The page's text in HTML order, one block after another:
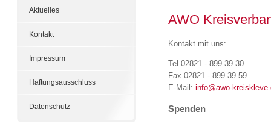
AWO
Kontakt mit uns:
Tel 02821 - 899 39 30
Fax 02821 - 899 39 59
E-Mail: info@awo-
Spenden
Aktuelles
Kontakt
Impressum
Haftungsausschluss
Datenschutz